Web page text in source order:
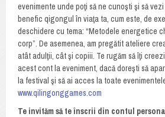
evenimente unde poţi să ne cunoşti şi să
benefic qigongul în viaţa ta, cum este, de
deschidere cu tema: “Metodele energetice
corp”. De asemenea, am pregătit ateliere
atât adulţii, cât şi copiii. Te rugăm să îţi
acest cont la eveniment, dacă doreşti să
la festival şi să ai acces la toate
www.qilingonggames.com
Te invităm să te înscrii din contul